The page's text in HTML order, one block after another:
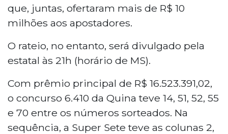
que, juntas, ofertaram mais de R$ 10
milhões aos apostadores.
O rateio, no entanto, será divulgado pela
estatal às 21h (horário de MS).
Com prêmio principal de R$ 16.523.391,02,
o concurso 6.410 da Quina teve 14, 51, 52, 55
e 70 entre os números sorteados. Na
sequência, a Super Sete teve as colunas 2,